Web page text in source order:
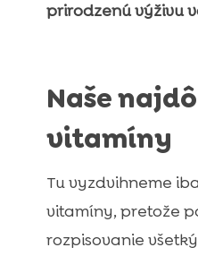
prirodzenú výživu
Naše
vitamíny
Tu vyzdvihneme
vitamíny, pretože
rozpisovanie